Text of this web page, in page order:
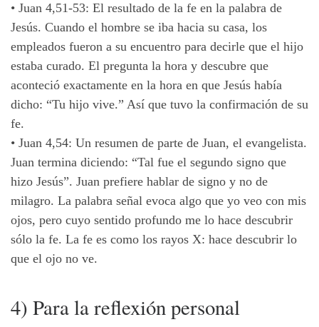
• Juan 4,51-53: El resultado de la fe en la palabra de
Jesús. Cuando el hombre se iba hacia su casa, los
empleados fueron a su encuentro para decirle que el hijo
estaba curado. El pregunta la hora y descubre que
aconteció exactamente en la hora en que Jesús había
dicho: “Tu hijo vive.” Así que tuvo la confirmación de su
fe.
• Juan 4,54: Un resumen de parte de Juan, el evangelista.
Juan termina diciendo: “Tal fue el segundo signo que
hizo Jesús”. Juan prefiere hablar de signo y no de
milagro. La palabra señal evoca algo que yo veo con mis
ojos, pero cuyo sentido profundo me lo hace descubrir
sólo la fe. La fe es como los rayos X: hace descubrir lo
que el ojo no ve.
4) Para la reflexión personal